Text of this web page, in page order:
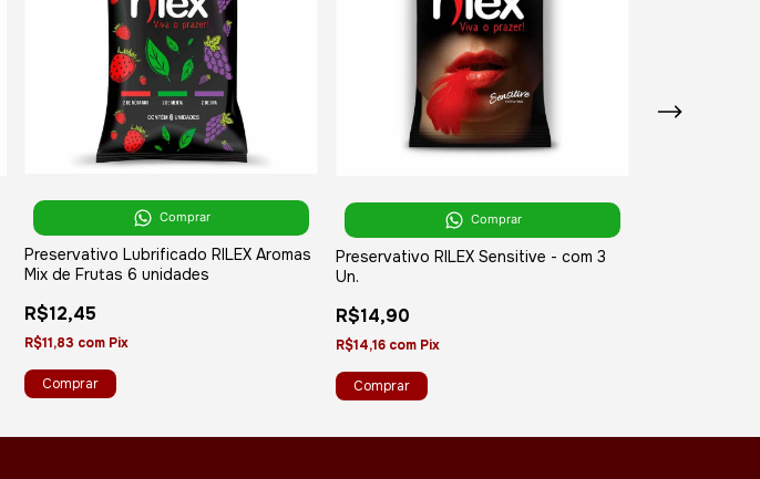
Comprar
Preservativo Lubrificado RILEX Aromas
Mix de Frutas 6 unidades
R$12,45
R$11,83 com Pix
Comprar
Preservativo RILEX Sensitive - com 3
Un.
R$14,90
R$14,16 com Pix